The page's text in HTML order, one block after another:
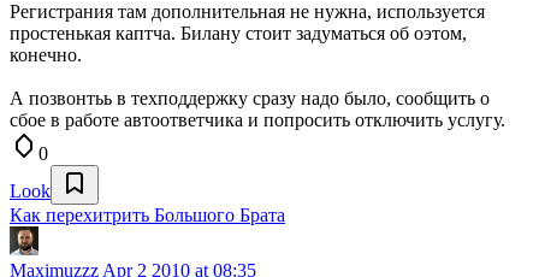
Регистрания там дополнительная не нужна, используется
простенькая каптча. Билану стоит задуматься об оэтом,
конечно.
А позвонтьь в техподдержку сразу надо было, сообщить о
сбое в работе автоответчика и попросить отключить услугу.
0
Look
Как перехитрить Большого Брата
Maximuzzz Apr 2 2010 at 08:35